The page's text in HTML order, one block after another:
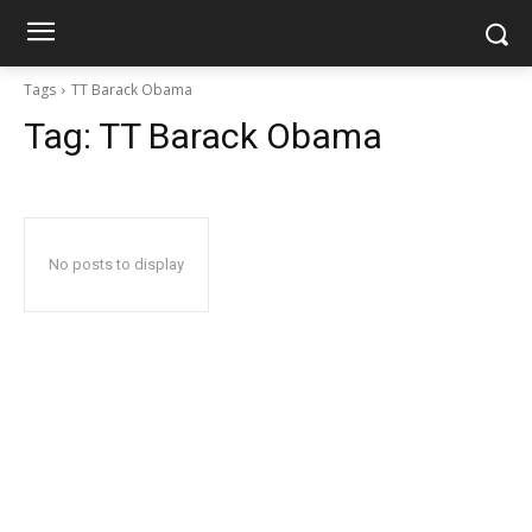
Tags TT Barack Obama
Tag: TT Barack Obama
No posts to display